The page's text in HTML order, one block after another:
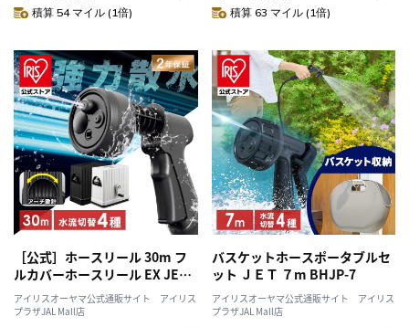
積算 54 マイル (1倍) 積算 63 マイル (1倍)
［公式］ホースリール 30m フ
ルカバーホースリール EX JET
30M FHEXJ-30 アッシュホワイ
ト アイリスオーヤマ
アイリスオーヤマ公式通販サイト アイリス
プラザJAL Mall店
バスケットホースポータブルセ
ット ＪＥＴ ７m BHJP-7
アイリスオーヤマ公式通販サイト アイリス
プラザJAL Mall店